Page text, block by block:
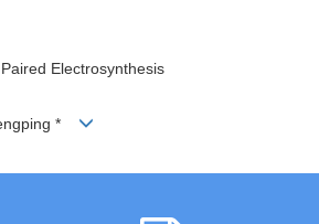
Electrosynthesis
*